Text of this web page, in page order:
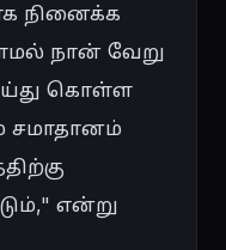
நினைக்க
நான் வேறு
கொள்ள
சமாதானம்
என்று